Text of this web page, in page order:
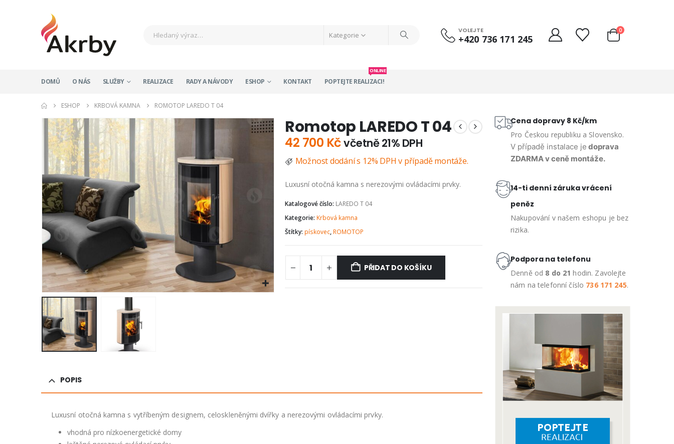
Kategorie
VOLEJTE
+420 736 171 245
0
DOMŮ O NÁS SLUŽBY REALIZACE RADY A NÁVODY ESHOP KONTAKT POPTEJTE REALIZACI!
ONLINE
ESHOP KRBOVÁ KAMNA ROMOTOP LAREDO T 04
Romotop LAREDO T 04
42 700 Kčvčetně 21% DPH
Možnost dodání s 12% DPH v případě montáže.
Luxusní otočná kamna s nerezovými ovládacími prvky.
Katalogové číslo: LAREDO T 04
Kategorie: Krbová kamna
Štítky: pískovec, ROMOTOP
PŘIDAT DO KOŠÍKU
POPIS
Luxusní otočná kamna s vytříbeným designem, celoskleněnými dvířky a nerezovými ovládacími prvky.
vhodná pro nízkoenergetické domy
Cena dopravy 8 Kč/km
Pro Českou republiku a Slovensko.
V případě instalace je doprava
ZDARMA v ceně montáže.
14-ti denní záruka vrácení
peněz
Nakupování v našem eshopu je bez
rizika.
Podpora na telefonu
Denně od 8 do 21hodin. Zavolejte
nám na telefonní číslo 736 171 245.